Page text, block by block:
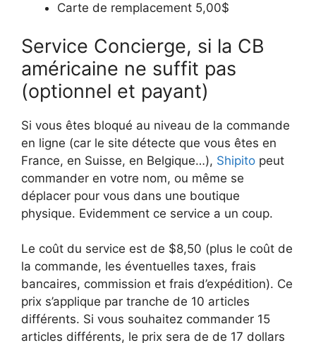
Carte de remplacement 5,00$
Service Concierge, si la CB
américaine ne suffit pas
(optionnel et payant)
Si vous êtes bloqué au niveau de la commande
en ligne (car le site détecte que vous êtes en
France, en Suisse, en Belgique…), Shipito peut
commander en votre nom, ou même se
déplacer pour vous dans une boutique
physique. Evidemment ce service a un coup.
Le coût du service est de $8,50 (plus le coût de
la commande, les éventuelles taxes, frais
bancaires, commission et frais d’expédition). Ce
prix s’applique par tranche de 10 articles
différents. Si vous souhaitez commander 15
articles différents, le prix sera de de 17 dollars